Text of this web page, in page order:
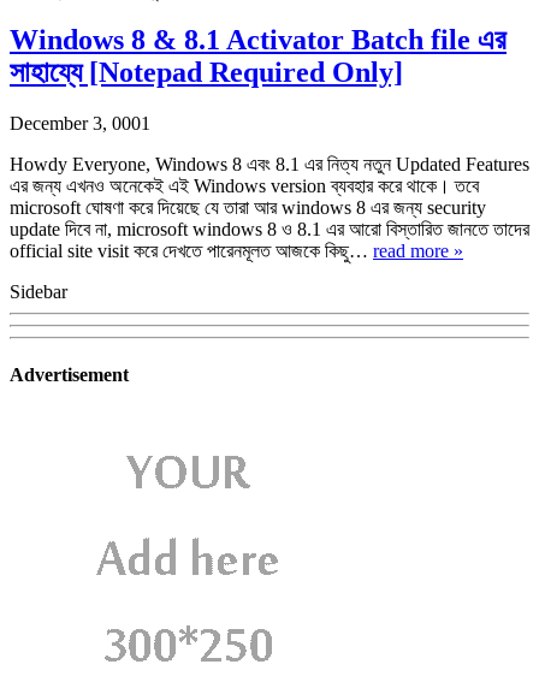
Windows 8 & 8.1 Activator Batch file এর
সাহায্যে [Notepad Required Only]
December 3, 0001
Howdy Everyone, Windows 8 এবং 8.1 এর নিত্য নতুন Updated Features
এর জন্য এখনও অনেকেই এই Windows version ব্যবহার করে থাকে। তবে
microsoft ঘোষণা করে দিয়েছে যে তারা আর windows 8 এর জন্য security
update দিবে না, microsoft windows 8 ও 8.1 এর আরো বিস্তারিত জানতে তাদের
official site visit করে দেখতে পারেনমূলত আজকে কিছু… read more »
Sidebar
Advertisement